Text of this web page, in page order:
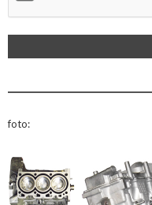
foto: